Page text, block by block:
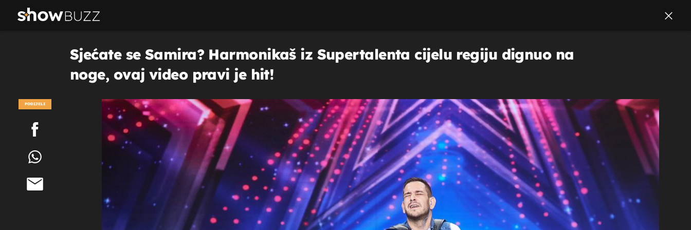
Sjećate se Samira? Harmonikaš iz Supertalenta cijelu regiju dignuo na
noge, ovaj video pravi je hit!
PODIJELI
POGLEDAJ